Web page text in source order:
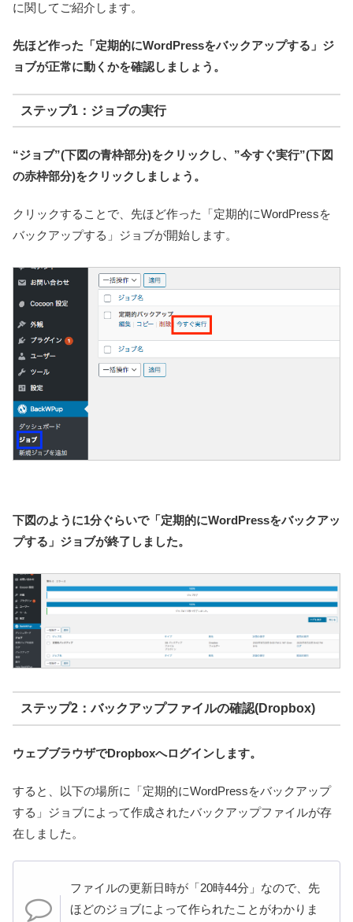
に関してご紹介します。
先ほど作った「定期的にWordPressをバックアップする」ジ
ョブが正常に動くかを確認しましょう。
ステップ1：ジョブの実行
“ジョブ”(下図の青枠部分)をクリックし、”今すぐ実行”(下図
の赤枠部分)をクリックしましょう。
クリックすることで、先ほど作った「定期的にWordPressを
バックアップする」ジョブが開始します。
下図のように1分ぐらいで「定期的にWordPressをバックアッ
プする」ジョブが終了しました。
ステップ2：バックアップファイルの確認(Dropbox)
ウェブブラウザでDropboxへログインします。
すると、以下の場所に「定期的にWordPressをバックアップ
する」ジョブによって作成されたバックアップファイルが存
在しました。
ファイルの更新日時が「20時44分」なので、先
ほどのジョブによって作られたことがわかりま